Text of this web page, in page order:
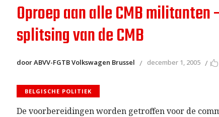
Oproep aan alle CMB militanten
splitsing van de CMB
door ABVV-FGTB Volkswagen Brussel december 1, 2005
BELGISCHE POLITIEK
De voorbereidingen worden getroffen voor de